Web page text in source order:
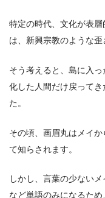
特定の時代、文化が表
は、新興宗教のような歪
そう考えると、島に入
化した人間だけ戻って
た。
その頃、画眉丸はメイ
て知らされます。
しかし、言葉の少ない
など単語のみになるため